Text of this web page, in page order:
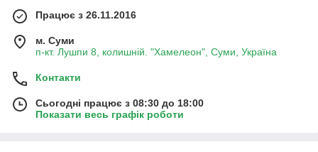
Працює з 26.11.2016
м. Суми
п-кт. Лушпи 8, колишній. "Хамелеон", Суми, Україна
Контакти
Сьогодні працює з 08:30 до 18:00
Показати весь графік роботи